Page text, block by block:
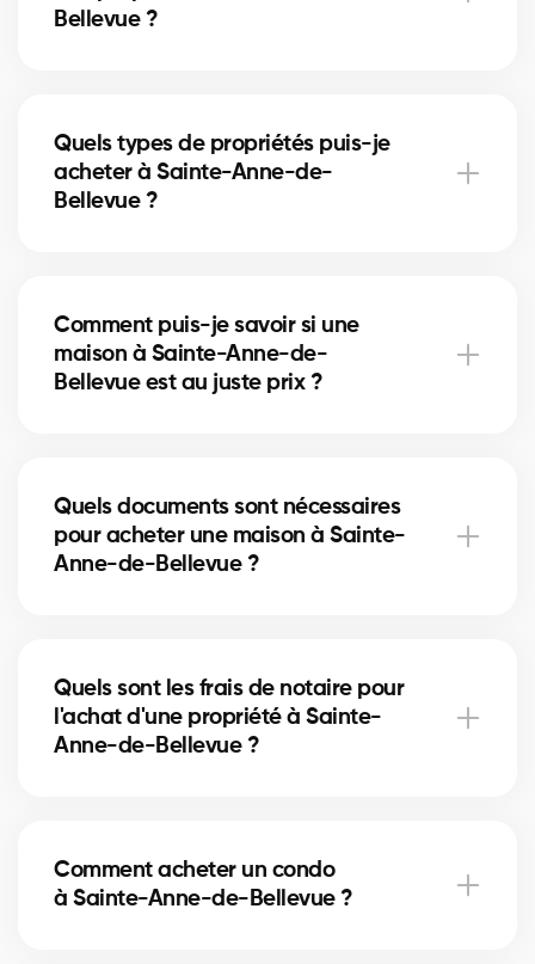
secteurs les plus adaptés à votre projet.
Bellevue ?
hypothécaires. Nos courtiers vous conseillent en
fonction des tendances actuelles afin de maximiser
votre investissement.
Quels types de propriétés puis-je
acheter à Sainte-Anne-de-
Bellevue ?
même un immeuble locatif. Nos courtiers vous aident
à trouver la propriété qui correspond à vos objectifs
et à votre budget.
Comment puis-je savoir si une
maison à Sainte-Anne-de-
Bellevue est au juste prix ?
marché et l’emplacement pour vous donner une
estimation précise et vous éviter de surpayer.
Quels documents sont nécessaires
pour acheter une maison à Sainte-
Anne-de-Bellevue ?
bancaires, d'une pièce d'identité et d'une lettre de
préapprobation. Nos experts vous accompagnent
dans chaque étape.
Quels sont les frais de notaire pour
l'achat d'une propriété à Sainte-
Anne-de-Bellevue ?
l’acte de vente, la vérification des titres et
l’inscription hypothécaire. Nos courtiers peuvent
Comment acheter un condo
à Sainte-Anne-de-Bellevue ?